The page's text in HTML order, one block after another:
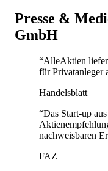
Presse &
GmbH
“AlleAktien
für Privatanleger
Handelsblatt
“Das Start-up
nachweisbaren
FAZ